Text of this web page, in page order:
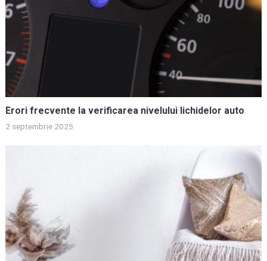
Erori frecvente la verificarea nivelului lichidelor auto
2 septembrie 2025